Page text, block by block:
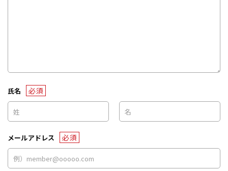
氏名 必須
メールアドレス 必須